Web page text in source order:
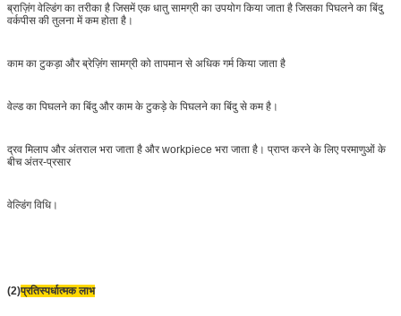
ब्राज़िंग वेल्डिंग का तरीका है जिसमें एक धातु सामग्री का उपयोग किया जाता है जिसका पिघलने का बिंदु
वर्कपीस की तुलना में कम होता है।
काम का टुकड़ा और ब्रेज़िंग सामग्री को तापमान से अधिक गर्म किया जाता है
वेल्ड का पिघलने का बिंदु और काम के टुकड़े के पिघलने का बिंदु से कम है।
द्रव मिलाप और अंतराल भरा जाता है और workpiece भरा जाता है। प्राप्त करने के लिए परमाणुओं के
बीच अंतर-प्रसार
वेल्डिंग विधि।
(2)प्रतिस्पर्धात्मक लाभ